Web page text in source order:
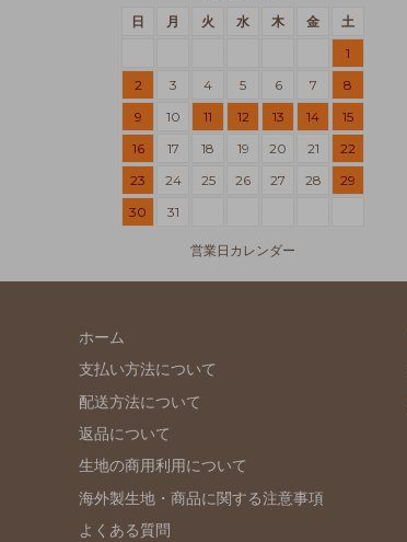
日
月 火 水 木 金
土
1
2
3 4 5 6 7
8
9
10 11 12 13 14
15
16
17 18 19 20 21
22
23
24 25 26 27 28
29
30
31
営業日カレンダー
ホーム
支払い方法について
配送方法について
返品について
生地の商用利用について
海外製生地・商品に関する注意事項
よくある質問